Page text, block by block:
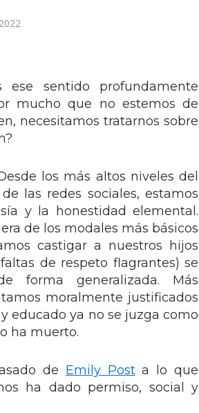
ese sentido profundamente
mucho que no estemos de
necesitamos tratarnos sobre
los más altos niveles del
las redes sociales, estamos
y la honestidad elemental.
de los modales más básicos
castigar a nuestros hijos
de respeto flagrantes) se
forma generalizada. Más
moralmente justificados
educado ya no se juzga como
ha muerto.
de Emily Posta lo que
ha dado permiso, social y